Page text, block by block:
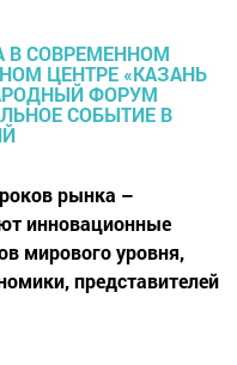
рынка –
инновационные
мирового уровня,
представителей